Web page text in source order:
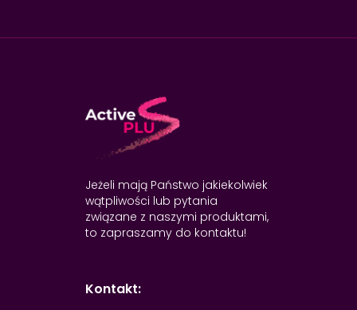
Jeżeli mają Państwo jakiekolwiek
wątpliwości lub pytania
związane z naszymi produktami,
to zapraszamy do kontaktu!
Kontakt: